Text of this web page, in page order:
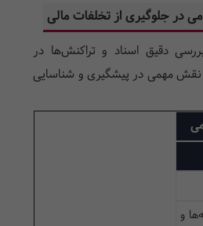
در جلوگیری از تخلفات مالی
دقیق اسناد و تراکنش‌ها در
نقش مهمی در پیشگیری و شناسایی
و